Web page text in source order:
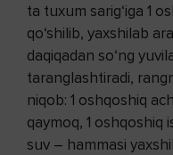
ta tuxum sarig‘iga 1
qo‘shilib, yaxshilab
daqiqadan so‘ng
taranglashtiradi,
niqob: 1 oshqoshiq
qaymoq, 1 oshqoshiq
suv – hammasi